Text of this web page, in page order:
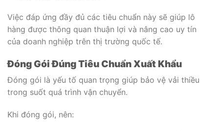
Việc đáp ứng đầy đủ các tiêu chuẩn này sẽ giúp lô
hàng được thông quan thuận lợi và nâng cao uy tín
của doanh nghiệp trên thị trường quốc tế.
Đóng Gói Đúng Tiêu Chuẩn Xuất Khẩu
Đóng gói là yếu tố quan trọng giúp bảo vệ vải thiều
trong suốt quá trình vận chuyển.
Khi đóng gói, nên: